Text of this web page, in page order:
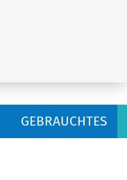
GEBRAUCHTES